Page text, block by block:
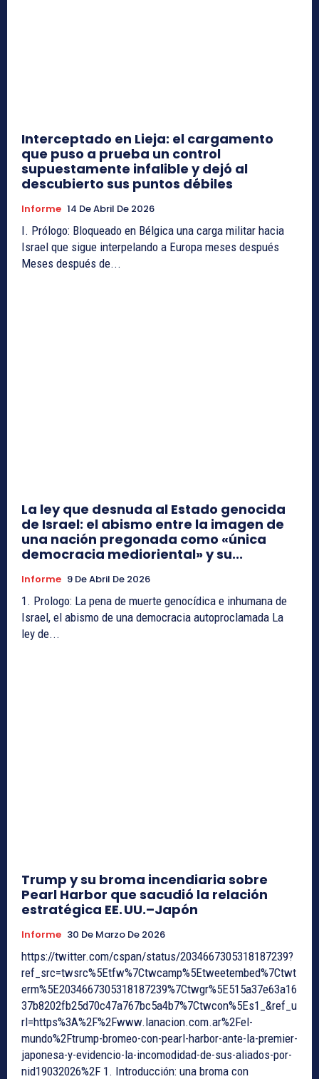
Interceptado en Lieja: el cargamento
que puso a prueba un control
supuestamente infalible y dejó al
descubierto sus puntos débiles
Informe 14 De Abril De 2026
I. Prólogo: Bloqueado en Bélgica una carga militar hacia
Israel que sigue interpelando a Europa meses después
Meses después de...
La ley que desnuda al Estado genocida
de Israel: el abismo entre la imagen de
una nación pregonada como «única
democracia medioriental» y su...
Informe 9 De Abril De 2026
1. Prologo: La pena de muerte genocídica e inhumana de
Israel, el abismo de una democracia autoproclamada La
ley de...
Trump y su broma incendiaria sobre
Pearl Harbor que sacudió la relación
estratégica EE. UU.–Japón
Informe 30 De Marzo De 2026
https://twitter.com/cspan/status/2034667305318187239?
ref_src=twsrc%5Etfw%7Ctwcamp%5Etweetembed%7Ctwt
erm%5E2034667305318187239%7Ctwgr%5E515a37e63a16
37b8202fb25d70c47a767bc5a4b7%7Ctwcon%5Es1_&ref_u
rl=https%3A%2F%2Fwww.lanacion.com.ar%2Fel-
mundo%2Ftrump-bromeo-con-pearl-harbor-ante-la-premier-
japonesa-y-evidencio-la-incomodidad-de-sus-aliados-por-
nid19032026%2F 1. Introducción: una broma con